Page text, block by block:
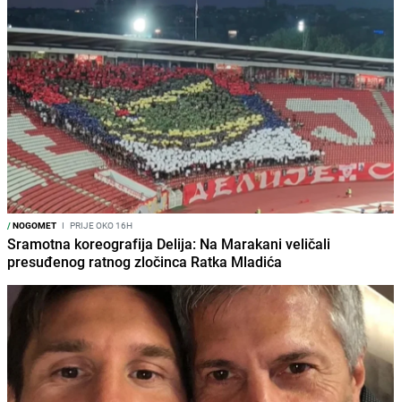
/NOGOMET I PRIJE OKO 16H
Sramotna koreografija Delija: Na Marakani veličali
presuđenog ratnog zločinca Ratka Mladića